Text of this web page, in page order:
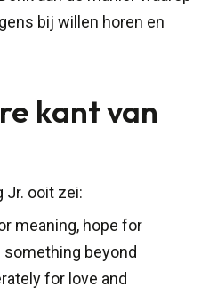
bij willen horen en
kant van
Jr. ooit zei:
meaning, hope for
beyond
for love and